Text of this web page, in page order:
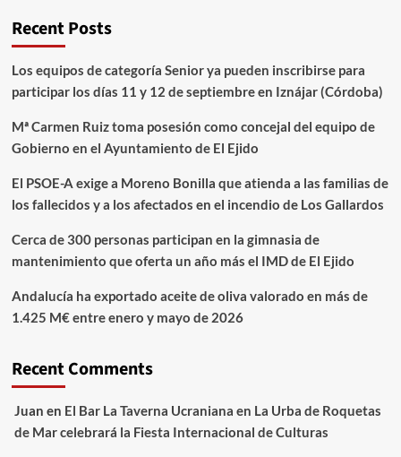
Recent Posts
Los equipos de categoría Senior ya pueden inscribirse para
participar los días 11 y 12 de septiembre en Iznájar (Córdoba)
Mª Carmen Ruiz toma posesión como concejal del equipo de
Gobierno en el Ayuntamiento de El Ejido
El PSOE-A exige a Moreno Bonilla que atienda a las familias de
los fallecidos y a los afectados en el incendio de Los Gallardos
Cerca de 300 personas participan en la gimnasia de
mantenimiento que oferta un año más el IMD de El Ejido
Andalucía ha exportado aceite de oliva valorado en más de
1.425 M€ entre enero y mayo de 2026
Recent Comments
Juan en El Bar La Taverna Ucraniana en La Urba de Roquetas
de Mar celebrará la Fiesta Internacional de Culturas